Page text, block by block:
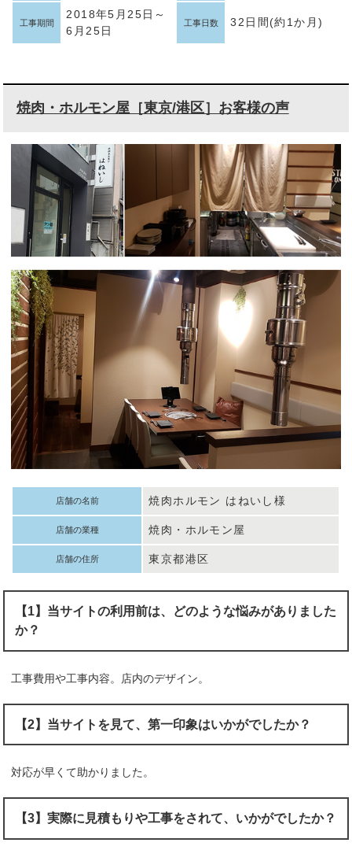
工事期間
2018年5月25日～
6月25日
工事日数 32日間(約1か月)
焼肉・ホルモン屋［東京/港区］お客様の声
店舗の名前 焼肉ホルモン はねいし様
店舗の業種 焼肉・ホルモン屋
店舗の住所 東京都港区
【1】当サイトの利用前は、どのような悩みがありました
か？
工事費用や工事内容。店内のデザイン。
【2】当サイトを見て、第一印象はいかがでしたか？
対応が早くて助かりました。
【3】実際に見積もりや工事をされて、いかがでしたか？